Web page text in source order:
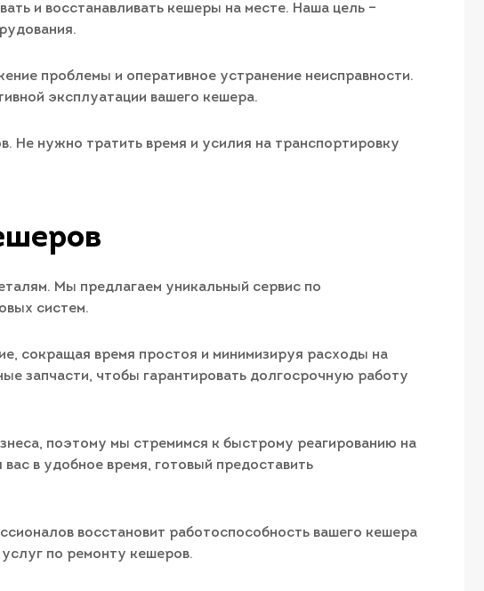
и восстанавливать кешеры на месте. Наша цель –
проблемы и оперативное устранение неисправности.
эксплуатации вашего кешера.
Не нужно тратить время и усилия на транспортировку
Мы предлагаем уникальный сервис по
систем.
сокращая время простоя и минимизируя расходы на
запчасти, чтобы гарантировать долгосрочную работу
поэтому мы стремимся к быстрому реагированию на
в удобное время, готовый предоставить
восстановит работоспособность вашего кешера
по ремонту кешеров.